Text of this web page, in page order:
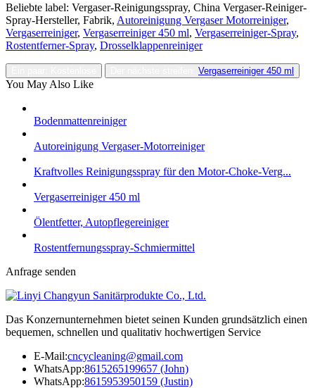
Beliebte label: Vergaser-Reinigungsspray, China Vergaser-Reiniger-
Spray-Hersteller, Fabrik, Autoreinigung Vergaser Motorreiniger,
Vergaserreiniger, Vergaserreiniger 450 ml, Vergaserreiniger-Spray,
Rostentferner-Spray, Drosselklappenreiniger
Vergaserreiniger 450 ml
You May Also Like
Bodenmattenreiniger
Autoreinigung Vergaser-Motorreiniger
Kraftvolles Reinigungsspray für den Motor-Choke-Verg...
Vergaserreiniger 450 ml
Ölentfetter, Autopflegereiniger
Rostentfernungsspray-Schmiermittel
Anfrage senden
Das Konzernunternehmen bietet seinen Kunden grundsätzlich einen
bequemen, schnellen und qualitativ hochwertigen Service
E-Mail:cncycleaning@gmail.com
WhatsApp:8615265199657 (John)
WhatsApp:8615953950159 (Justin)